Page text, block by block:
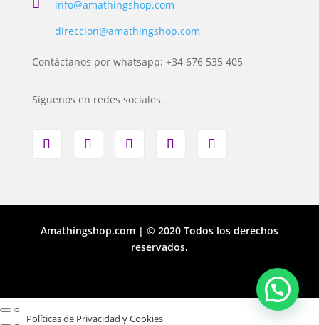
info@amathingshop.com
direccion@amathingshop.com
Contáctanos por whatsapp: +34 676 535 405
Síguenos en redes sociales.
Amathingshop.com | © 2020 Todos los derechos
reservados.
Políticas de Privacidad y Cookies